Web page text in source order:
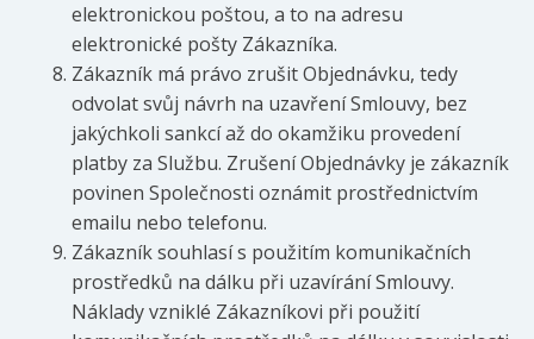
elektronickou poštou, a to na adresu
elektronické pošty Zákazníka.
Zákazník má právo zrušit Objednávku, tedy
odvolat svůj návrh na uzavření Smlouvy, bez
jakýchkoli sankcí až do okamžiku provedení
platby za Službu. Zrušení Objednávky je zákazník
povinen Společnosti oznámit prostřednictvím
emailu nebo telefonu.
Zákazník souhlasí s použitím komunikačních
prostředků na dálku při uzavírání Smlouvy.
Náklady vzniklé Zákazníkovi při použití